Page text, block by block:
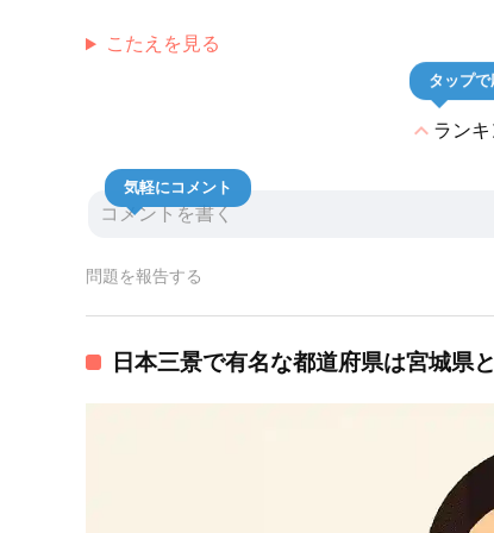
こたえを見る
expand_lessラン
タップで
気軽にコメント
問題を報告する
日本三景で有名な都道府県は宮城県